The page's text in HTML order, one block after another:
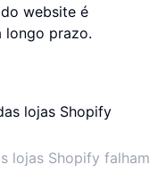
website é
longo prazo.
lojas Shopify falham